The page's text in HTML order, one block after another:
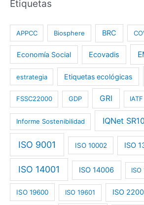
Etiquetas
APPCC Biosphere BRC
Economía Social Ecovadis
estrategia Etiquetas ecológicas
FSSC22000 GDP GRI IATF
Informe Sostenibilidad IQNet
ISO 9001 ISO 10002 ISO
ISO 14001 ISO 14006
ISO 19600 ISO 19601 ISO